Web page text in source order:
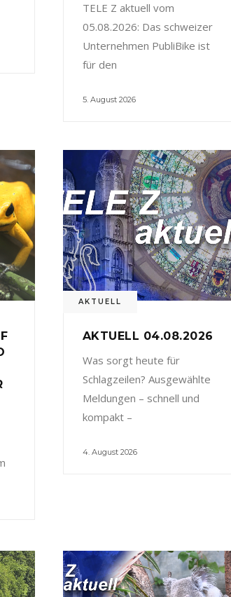
TELE Z aktuell vom
05.08.2026: Das schweizer
Unternehmen PubliBike ist
für den
5. August 2026
AKTUELL
AKTUELL 04.08.2026
Was sorgt heute für
Schlagzeilen? Ausgewählte
Meldungen – schnell und
kompakt –
4. August 2026